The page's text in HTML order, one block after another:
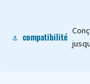
compatibilité